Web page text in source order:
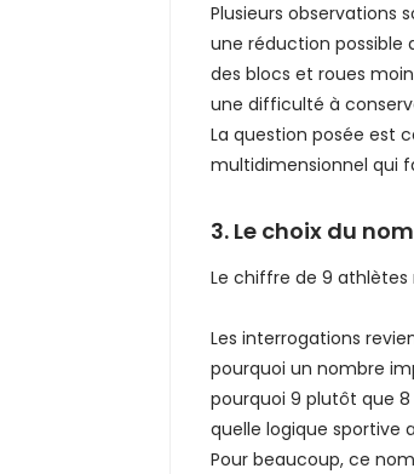
Plusieurs observations
une réduction possible
des blocs et roues
une difficulté à
La question posée est
multidimensionnel qui
3. Le choix du
Le chiffre de 9
Les interrogations
pourquoi un nombre
pourquoi 9 plutôt que 8
quelle logique sportive
Pour beaucoup, ce